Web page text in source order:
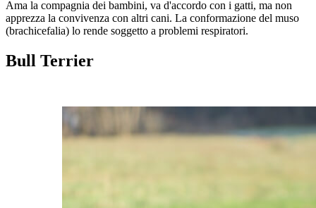
Ama la compagnia dei bambini, va d'accordo con i gatti, ma non
apprezza la convivenza con altri cani. La conformazione del muso
(brachicefalia) lo rende soggetto a problemi respiratori.
Bull Terrier